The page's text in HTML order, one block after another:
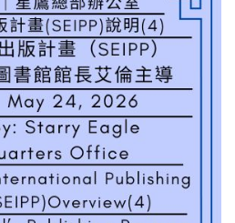
更
新
｜
星
鷹
圖
書